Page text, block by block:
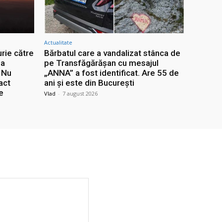
către
Actualitate
Bărbatul care a vandalizat stânca de
pe Transfăgărășan cu mesajul
„ANNA” a fost identificat. Are 55 de
ani și este din București
Vlad - 7 august 2026